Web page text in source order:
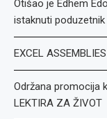
Otišao je Edhem
istaknuti poduzetnik
EXCEL
Održana promocija
LEKTIRA ZA ŽIVOT